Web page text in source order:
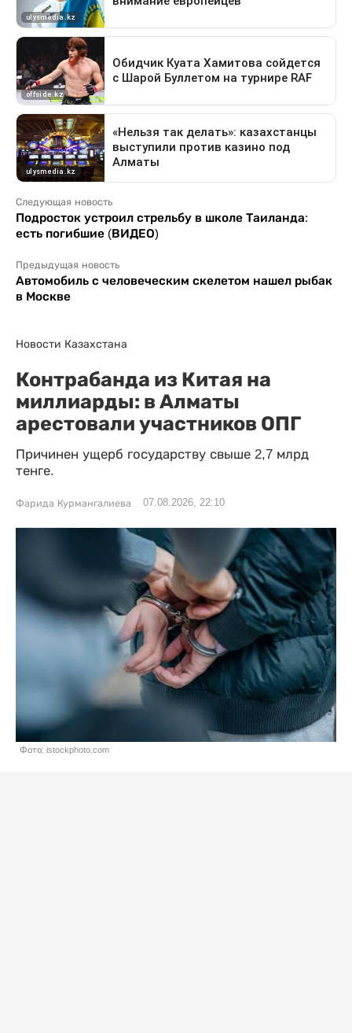
Следующая новость
Подросток устроил стрельбу в школе Таиланда:
есть погибшие (ВИДЕО)
Предыдущая новость
Автомобиль с человеческим скелетом нашел рыбак
в Москве
Новости Казахстана
Контрабанда из Китая на
миллиарды: в Алматы
арестовали участников ОПГ
Причинен ущерб государству свыше 2,7 млрд
тенге.
Фарида Курмангалиева 07.08.2026, 22:10
Фото: istockphoto.com